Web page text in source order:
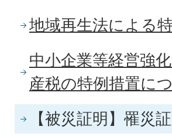
地域再生法による
中小企業等経営強
産税の特例措置に
【被災証明】罹災